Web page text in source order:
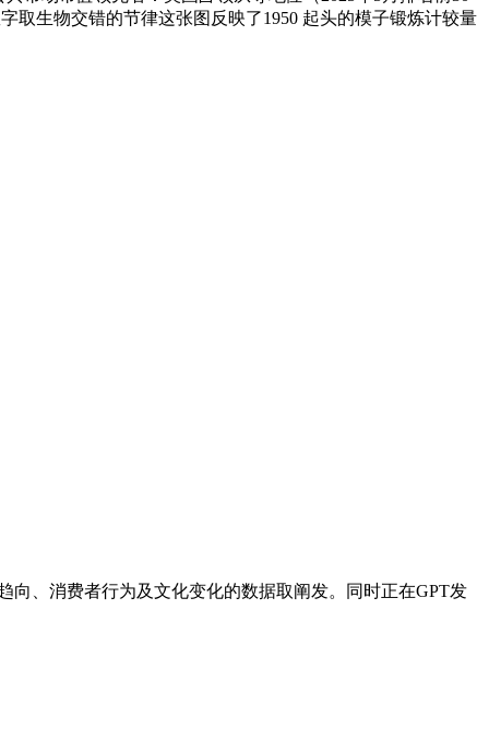
取生物交错的节律这张图反映了1950 起头的模子锻炼计较量
向、消费者行为及文化变化的数据取阐发。同时正在GPT发